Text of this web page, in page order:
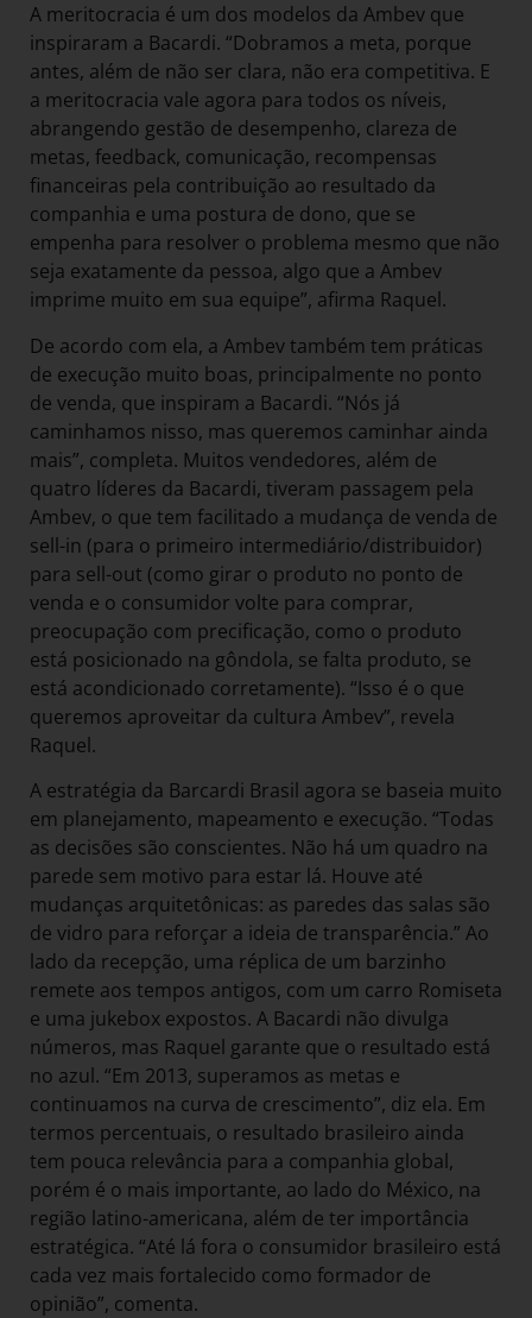
A meritocracia é um dos modelos da Ambev que
inspiraram a Bacardi. “Dobramos a meta, porque
antes, além de não ser clara, não era competitiva. E
a meritocracia vale agora para todos os níveis,
abrangendo gestão de desempenho, clareza de
metas, feedback, comunicação, recompensas
financeiras pela contribuição ao resultado da
companhia e uma postura de dono, que se
empenha para resolver o problema mesmo que não
seja exatamente da pessoa, algo que a Ambev
imprime muito em sua equipe”, afirma Raquel.
De acordo com ela, a Ambev também tem práticas
de execução muito boas, principalmente no ponto
de venda, que inspiram a Bacardi. “Nós já
caminhamos nisso, mas queremos caminhar ainda
mais”, completa. Muitos vendedores, além de
quatro líderes da Bacardi, tiveram passagem pela
Ambev, o que tem facilitado a mudança de venda de
sell-in (para o primeiro intermediário/distribuidor)
para sell-out (como girar o produto no ponto de
venda e o consumidor volte para comprar,
preocupação com precificação, como o produto
está posicionado na gôndola, se falta produto, se
está acondicionado corretamente). “Isso é o que
queremos aproveitar da cultura Ambev”, revela
Raquel.
A estratégia da Barcardi Brasil agora se baseia muito
em planejamento, mapeamento e execução. “Todas
as decisões são conscientes. Não há um quadro na
parede sem motivo para estar lá. Houve até
mudanças arquitetônicas: as paredes das salas são
de vidro para reforçar a ideia de transparência.” Ao
lado da recepção, uma réplica de um barzinho
remete aos tempos antigos, com um carro Romiseta
e uma jukebox expostos. A Bacardi não divulga
números, mas Raquel garante que o resultado está
no azul. “Em 2013, superamos as metas e
continuamos na curva de crescimento”, diz ela. Em
termos percentuais, o resultado brasileiro ainda
tem pouca relevância para a companhia global,
porém é o mais importante, ao lado do México, na
região latino-americana, além de ter importância
estratégica. “Até lá fora o consumidor brasileiro está
cada vez mais fortalecido como formador de
opinião”, comenta.